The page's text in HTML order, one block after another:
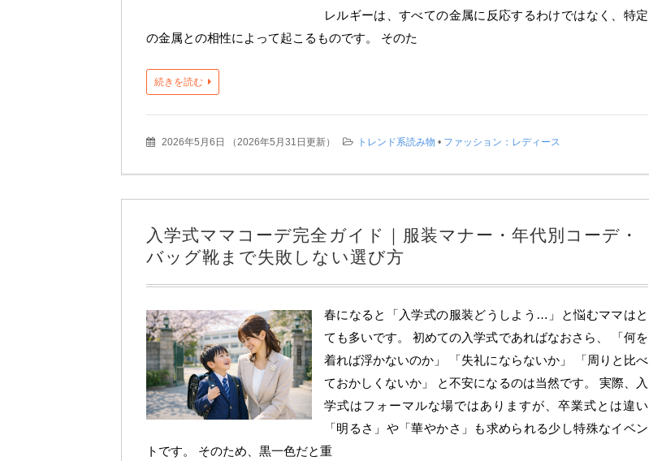
レルギーは、すべての金属に反応するわけではなく、特定
の金属との相性によって起こるものです。 そのた
続きを読む
2026年5月6日 （2026年5月31日更新） トレンド系読み物 • ファッション：レディース
入学式ママコーデ完全ガイド｜服装マナー・年代別コーデ・
バッグ靴まで失敗しない選び方
春になると「入学式の服装どうしよう…」と悩むママはと
ても多いです。 初めての入学式であればなおさら、 「何を
着れば浮かないのか」 「失礼にならないか」 「周りと比べ
ておかしくないか」 と不安になるのは当然です。 実際、入
学式はフォーマルな場ではありますが、卒業式とは違い
「明るさ」や「華やかさ」も求められる少し特殊なイベン
トです。 そのため、黒一色だと重